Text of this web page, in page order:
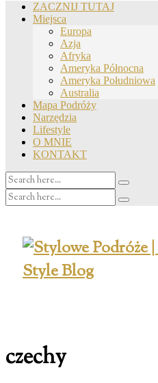
ZACZNIJ TUTAJ
Miejsca
Europa
Azja
Afryka
Ameryka Północna
Ameryka Południowa
Australia
Mapa Podróży
Narzędzia
Lifestyle
O MNIE
KONTAKT
czechy